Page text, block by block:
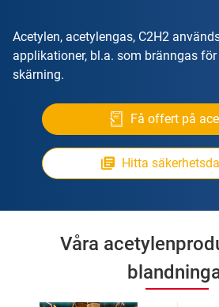
Acetylen, acetylengas, C2H2
applikationer, bl.a. som bränngas
skärning.
Få offert på
Hitta
Våra